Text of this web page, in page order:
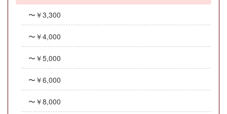
〜￥3,300
〜￥4,000
〜￥5,000
〜￥6,000
〜￥8,000